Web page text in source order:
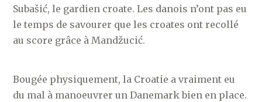
Subašić, le gardien croate. Les danois n’ont pas eu
le temps de savourer que les croates ont recollé
au score grâce à Mandžucić.
Bougée physiquement, la Croatie a vraiment eu
du mal à manoeuvrer un Danemark bien en place.